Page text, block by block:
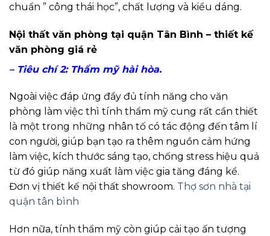
chuẩn ” công thái học”, chất lượng và kiểu dáng.
Nội thất văn phòng tại quận Tân Bình – thiết kế
văn phòng giá rẻ
– Tiêu chí 2: Thẩm mỹ hài hòa.
Ngoài việc đáp ứng đầy đủ tính năng cho văn
phòng làm việc thì tính thẩm mỹ cung rất cần thiết
là một trong những nhân tố có tác động đến tâm lí
con người, giúp bạn tạo ra thêm nguồn cảm hứng
làm việc, kích thước sáng tạo, chống stress hiệu quả
từ đó giúp năng xuất làm việc gia tăng đáng kể.
Đơn vị thiết kế nội thất showroom. Thợ sơn nhà tại
quận tân bình
Hơn nữa, tính thẩm mỹ còn giúp cải tạo ấn tượng